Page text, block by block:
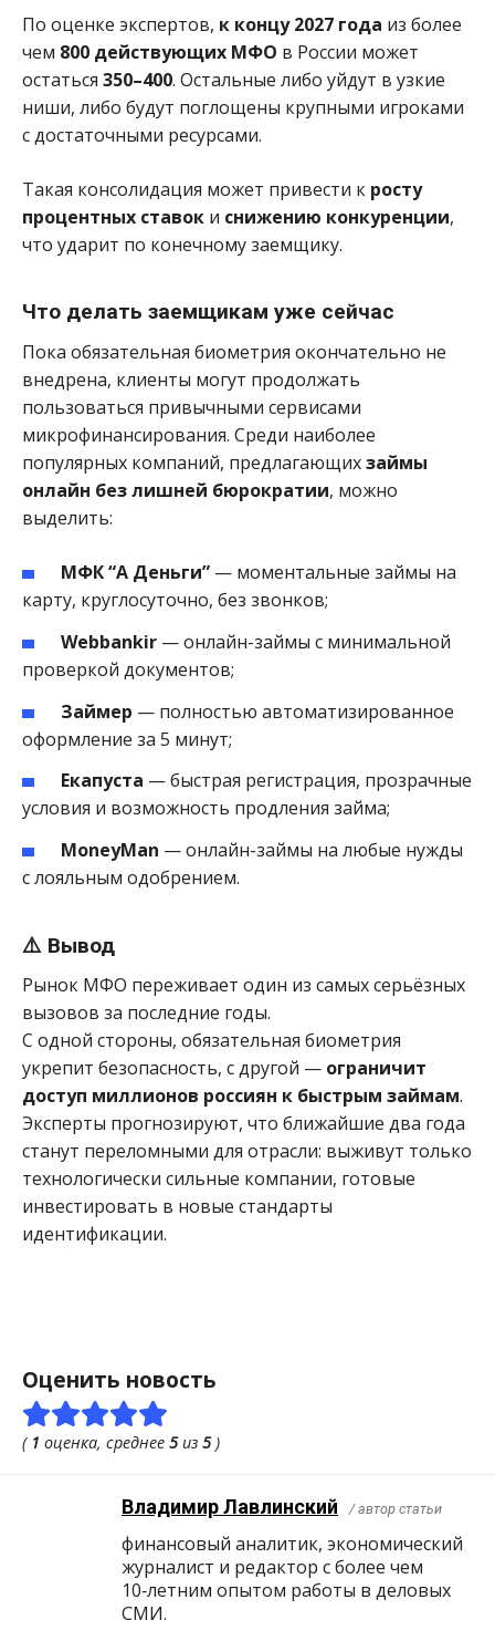
По оценке экспертов, к концу 2027 года из более
чем 800 действующих МФО в России может
остаться 350–400. Остальные либо уйдут в узкие
ниши, либо будут поглощены крупными игроками
с достаточными ресурсами.
Такая консолидация может привести к росту
процентных ставок и снижению конкуренции,
что ударит по конечному заемщику.
Что делать заемщикам уже сейчас
Пока обязательная биометрия окончательно не
внедрена, клиенты могут продолжать
пользоваться привычными сервисами
микрофинансирования. Среди наиболее
популярных компаний, предлагающихзаймы
онлайн без лишней бюрократии, можно
выделить:
МФК “А Деньги” — моментальные займы на
карту, круглосуточно, без звонков;
Webbankir — онлайн-займы с минимальной
проверкой документов;
Займер — полностью автоматизированное
оформление за 5 минут;
Екапуста — быстрая регистрация, прозрачные
условия и возможность продления займа;
MoneyMan — онлайн-займы на любые нужды
с лояльным одобрением.
⚠️ Вывод
Рынок МФО переживает один из самых серьёзных
вызовов за последние годы.
С одной стороны, обязательная биометрия
укрепит безопасность, с другой — ограничит
доступ миллионов россиян к быстрым займам.
Эксперты прогнозируют, что ближайшие два года
станут переломными для отрасли: выживут только
технологически сильные компании, готовые
инвестировать в новые стандарты
идентификации.
Оценить новость
( 1 оценка, среднее 5из 5)
Владимир Лавлинский / автор статьи
финансовый аналитик, экономический
журналист и редактор с более чем
10‑летним опытом работы в деловых
СМИ.